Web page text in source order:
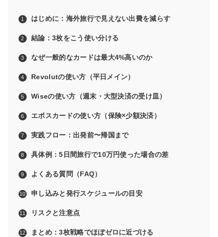
はじめに：海外旅行で見えない出費を減らす
結論：3枚をこう使い分ける
なぜ一般的なカードは最大4%高いのか
Revolutの使い方（平日メイン）
Wiseの使い方（週末・大型決済の受け皿）
エポスカードの使い方（保険×少額決済）
実践フロー：出発前〜帰国まで
具体例：5日間旅行で10万円使った場合の差
よくある質問（FAQ）
申し込みと発行スケジュールの目安
リスクと注意点
まとめ：3枚戦略でほぼゼロに近づける